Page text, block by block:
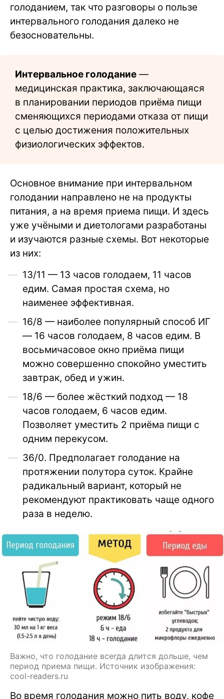
голоданием, так что разговоры о пользе
интервального голодания далеко не
безосновательны.
Интервальное голодание —
медицинская практика, заключающаяся
в планировании периодов приёма пищи
сменяющихся периодами отказа от пищи
с целью достижения положительных
физиологических эффектов.
Основное внимание при интервальном
голодании направлено не на продукты
питания, а на время приема пищи. И здесь
уже учёными и диетологами разработаны
и изучаются разные схемы. Вот некоторые
из них:
13/11 — 13 часов голодаем, 11 часов
едим. Самая простая схема, но
наименее эффективная.
16/8 — наиболее популярный способ ИГ
— 16 часов голодаем, 8 часов едим. В
восьмичасовое окно приёма пищи
можно совершенно спокойно уместить
завтрак, обед и ужин.
18/6 — более жёсткий подход — 18
часов голодаем, 6 часов едим.
Позволяет уместить 2 приёма пищи с
одним перекусом.
36/0. Предполагает голодание на
протяжении полутора суток. Крайне
радикальный вариант, который не
рекомендуют практиковать чаще одного
раза в неделю.
Важно, что голодание всегда длится дольше, чем
период приема пищи. Источник изображения:
cool-readers.ru
Во время голодания можно пить воду, кофе